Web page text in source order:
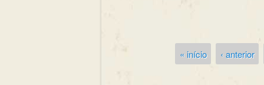
« início ‹ anterior